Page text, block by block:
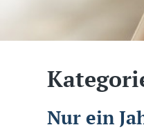
Nur ein